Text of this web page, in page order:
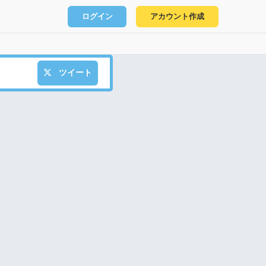
ログイン アカウント作成
ツイート